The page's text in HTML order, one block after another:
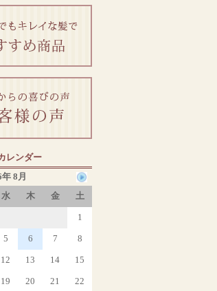
レンダー
8月
水 木 金 土
1
5 6 7 8
12 13 14 15
19 20 21 22